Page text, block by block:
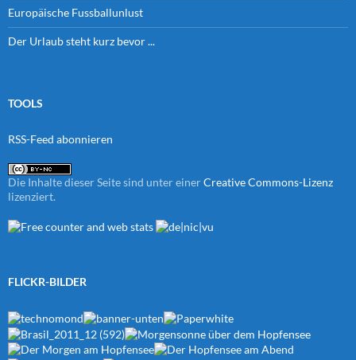
Europäische Fussballunlust
Der Urlaub steht kurz bevor ...
TOOLS
RSS-Feed abonnieren
Die Inhalte dieser Seite sind unter einerCreative Commons-Lizenz
lizenziert.
FLICKR-BILDER